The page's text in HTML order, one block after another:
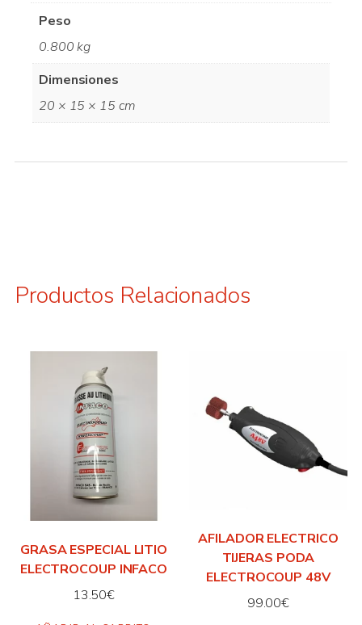
Peso
0.800 kg
Dimensiones
20 × 15 × 15 cm
Productos Relacionados
GRASA ESPECIAL LITIO
ELECTROCOUP INFACO
13.50€
AFILADOR ELECTRICO
TIJERAS PODA
ELECTROCOUP 48V
99.00€